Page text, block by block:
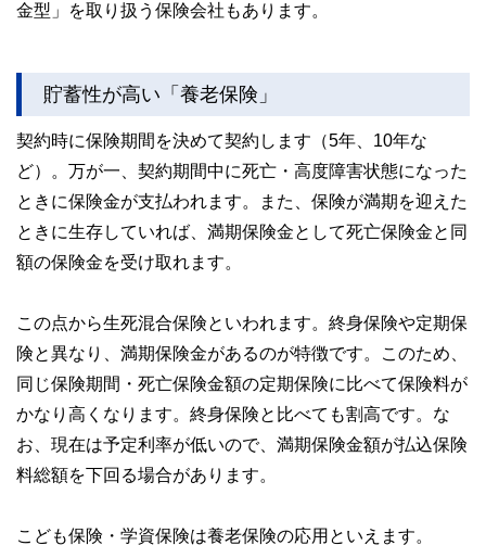
金型」を取り扱う保険会社もあります。
貯蓄性が高い「養老保険」
契約時に保険期間を決めて契約します（5年、10年な
ど）。万が一、契約期間中に死亡・高度障害状態になった
ときに保険金が支払われます。また、保険が満期を迎えた
ときに生存していれば、満期保険金として死亡保険金と同
額の保険金を受け取れます。
この点から生死混合保険といわれます。終身保険や定期保
険と異なり、満期保険金があるのが特徴です。このため、
同じ保険期間・死亡保険金額の定期保険に比べて保険料が
かなり高くなります。終身保険と比べても割高です。な
お、現在は予定利率が低いので、満期保険金額が払込保険
料総額を下回る場合があります。
こども保険・学資保険は養老保険の応用といえます。